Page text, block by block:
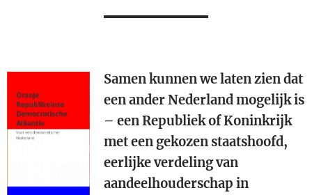
Samen kunnen we laten zien dat
een ander Nederland mogelijk is
– een Republiek of Koninkrijk
met een gekozen staatshoofd,
eerlijke verdeling van
aandeelhouderschap in